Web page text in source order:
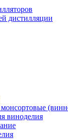
дистилляции
виноделия